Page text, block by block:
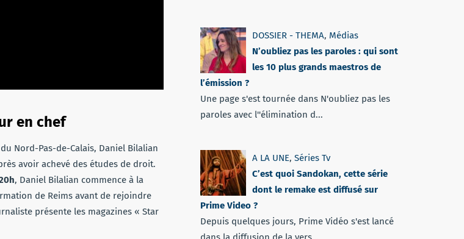
en chef
Nord-Pas-de-Calais, Daniel Bilalian
avoir achevé des études de droit.
, Daniel Bilalian commence à la
de Reims avant de rejoindre
présente les magazines « Star
DOSSIER - THEMA, Médias
N’oubliez pas les paroles : qui sont
les 10 plus grands maestros de
l’émission ?
Une page s'est tournée dans N'oubliez pas les
paroles avec l''élimination d...
A LA UNE, Séries Tv
C’est quoi Sandokan, cette série
dont le remake est diffusé sur
Prime Video ?
Depuis quelques jours, Prime Vidéo s'est lancé